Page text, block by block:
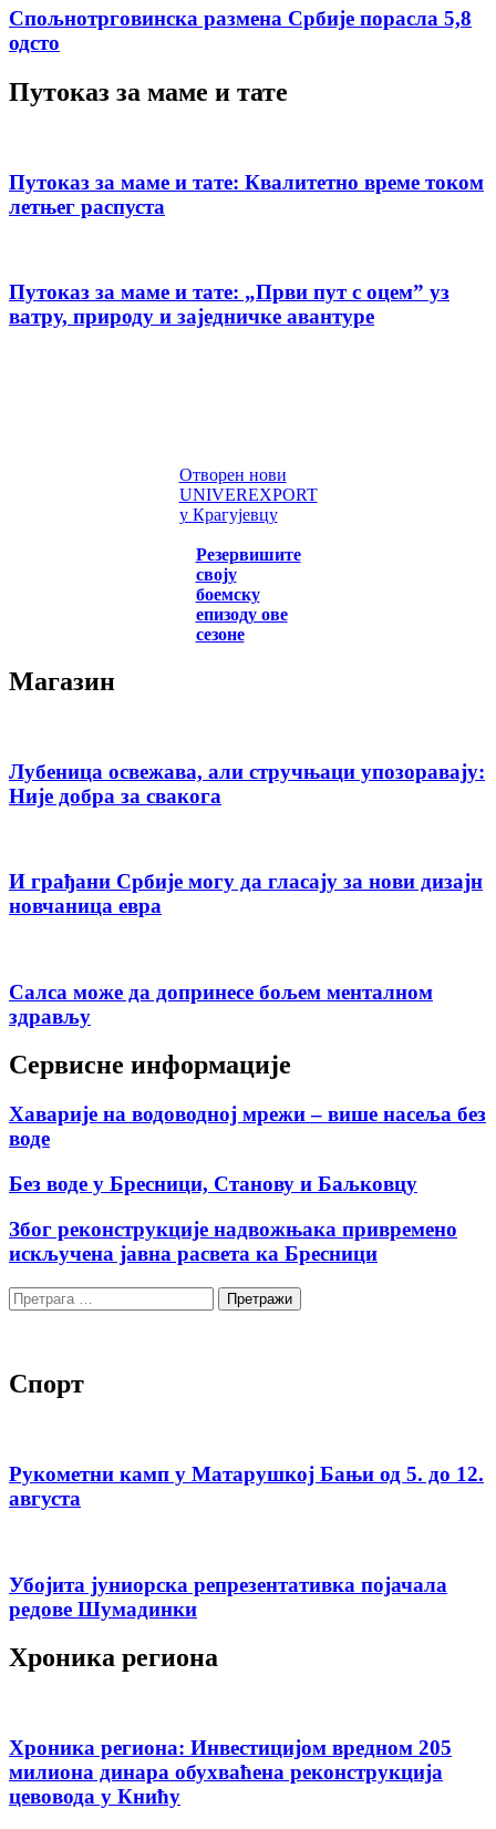
Спољнотрговинска размена Србије порасла 5,8
одсто
Путоказ за маме и тате
Путоказ за маме и тате: Квалитетно време током
летњег распуста
Путоказ за маме и тате: „Први пут с оцемˮ уз
ватру, природу и заједничке авантуре
Отворен нови
UNIVEREXPORT
у Крагујевцу
Резервишите
своју
боемску
епизоду ове
сезоне
Магазин
Лубеница освежава, али стручњаци упозоравају:
Није добра за свакога
И грађани Србије могу да гласају за нови дизајн
новчаница евра
Салса може да допринесе бољем менталном
здрављу
Сервисне информације
Хаварије на водоводној мрежи – више насеља без
воде
Без воде у Бресници, Станову и Баљковцу
Због реконструкције надвожњака привремено
искључена јавна расвета ка Бресници
Претрага
за:
Спорт
Рукометни камп у Матарушкој Бањи од 5. до 12.
августа
Убојита јуниорска репрезентативка појачала
редове Шумадинки
Хроника региона
Хроника региона: Инвестицијом вредном 205
милиона динара обухваћена реконструкција
цевовода у Книћу